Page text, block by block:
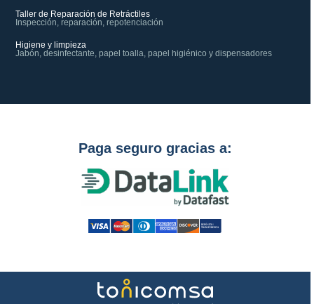
Taller de Reparación de Retráctiles
Inspección, reparación, repotenciación
Higiene y limpieza
Jabón, desinfectante, papel toalla, papel higiénico y dispensadores
Paga seguro gracias a: